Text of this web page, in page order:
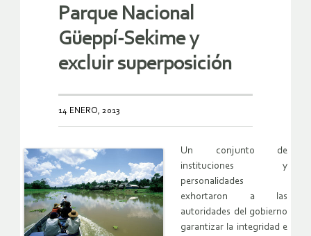
Parque Nacional
Güeppí-Sekime y
excluir superposición
14 ENERO, 2013
Un conjunto de
instituciones y
personalidades
exhortaron a las
autoridades del gobierno
garantizar la integridad e